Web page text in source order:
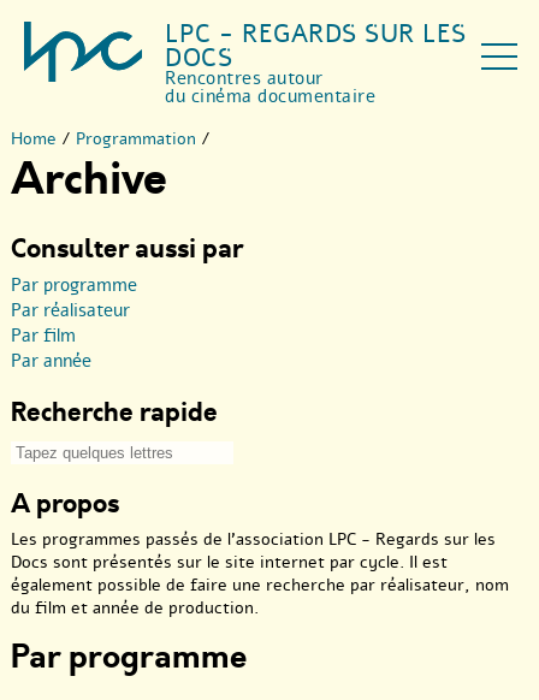
LPC - REGARDS SUR LES
DOCS
Rencontres autour
du cinéma documentaire
Home / Programmation /
Archive
Consulter aussi par
Par programme
Par réalisateur
Par film
Par année
Recherche rapide
A propos
Les programmes passés de l’association LPC - Regards sur les
Docs sont présentés sur le site internet par cycle. Il est
également possible de faire une recherche par réalisateur, nom
du film et année de production.
Par programme